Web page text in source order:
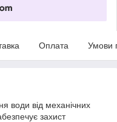
Оплата Умови
води від механічних
захист